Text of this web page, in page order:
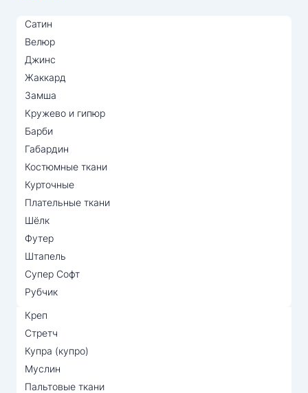
Сатин
Велюр
Джинс
Жаккард
Замша
Кружево и гипюр
Барби
Габардин
Костюмные ткани
Курточные
Плательные ткани
Шёлк
Футер
Штапель
Супер Софт
Рубчик
Креп
Стретч
Купра (купро)
Муслин
Пальтовые ткани